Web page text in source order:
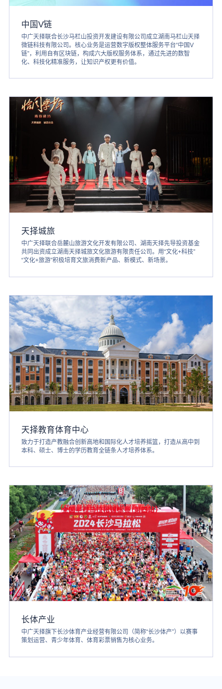
中国V链
中广天择联合长沙马栏山投资开发建设有限公司成立湖南马栏山天择
微链科技有限公司。核心业务是运营数字版权整体服务平台“中国V
链”，利用自有区块链，构成六大版权服务体系，通过先进的数智
化、科技化精准服务，让知识产权更有价值。
天择城旅
中广天择联合岳麓山旅游文化开发有限公司、湖南天择先导投资基金
共同出资成立湖南天择城旅文化旅游有限责任公司。用“文化+科技”
“文化+旅游”积极培育文旅消费新产品、新模式、新场景。
天择教育体育中心
致力于打造产教融合创新高地和国际化人才培养摇篮，打造从高中到
本科、硕士、博士的学历教育全链条人才培养体系。
长体产业
中广天择旗下长沙体育产业经营有限公司（简称“长沙体产”）以赛事
策划运营、青少年体育、体育彩票销售为核心业务。